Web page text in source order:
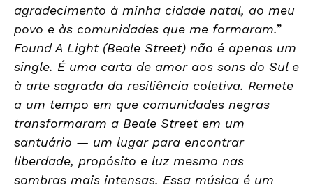
agradecimento à minha cidade natal, ao meu
povo e às comunidades que me formaram.”
Found A Light (Beale Street) não é apenas um
single. É uma carta de amor aos sons do Sul e
à arte sagrada da resiliência coletiva. Remete
a um tempo em que comunidades negras
transformaram a Beale Street em um
santuário — um lugar para encontrar
liberdade, propósito e luz mesmo nas
sombras mais intensas. Essa música é um